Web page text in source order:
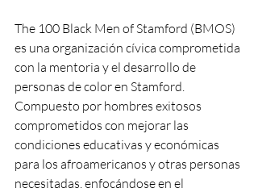
The 100 Black Men of Stamford (BMOS)
es una organización cívica comprometida
con la mentoria y el desarrollo de
personas de color en Stamford.
Compuesto por hombres exitosos
comprometidos con mejorar las
condiciones educativas y económicas
para los afroamericanos y otras personas
necesitadas, enfocándose en el